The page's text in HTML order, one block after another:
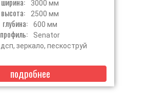
3000 мм
высота: 2500 мм
глубина: 600 мм
профиль: Senator
дсп, зеркало, пескоструй
подробнее